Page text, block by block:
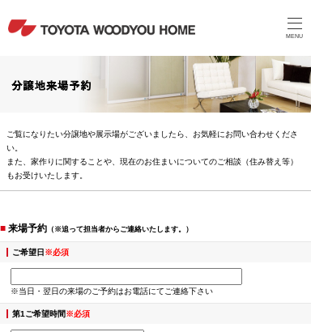
MENU
ご覧になりたい分譲地や展示場がございましたら、お気軽にお問い合わせくださ
い。
また、家作りに関することや、現在のお住まいについてのご相談（住み替え等）
もお受けいたします。
■ 来場予約 （※追って担当者からご連絡いたします。）
ご希望日 ※必須
※当日・翌日の来場のご予約はお電話にてご連絡下さい
第1ご希望時間※必須